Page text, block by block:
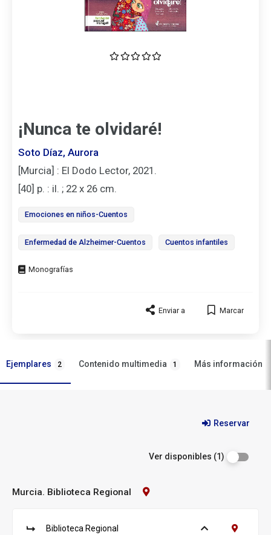
¡Nunca te olvidaré!
Soto Díaz, Aurora
[Murcia] : El Dodo Lector, 2021.
[40] p. : il. ; 22 x 26 cm.
Emociones en niños-Cuentos
Enfermedad de Alzheimer-Cuentos Cuentos infantiles
Tipo
Enviar a Marcar
Ejemplares 2 Contenido multimedia 1 Más información
Reservar
Ver disponibles (1)
Biblioteca:
Murcia. Biblioteca Regional
Contacto
Biblioteca Regional Ver ejemplares
Contacto